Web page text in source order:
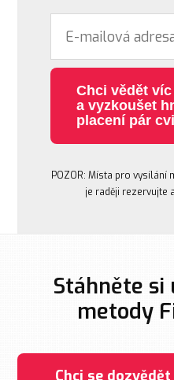
Chci vědět
a vyzkoušet hned teď bez
placení pár
POZOR: Místa pro
je raději rezervujte
Stáhněte si
metody
Chci se